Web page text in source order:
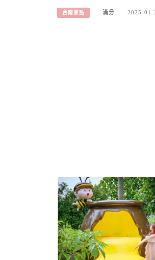
台南景點 滿分 2025-01-